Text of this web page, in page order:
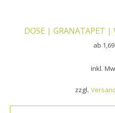
DOSE | GRANATAPET |
ab
inkl.
zzgl.